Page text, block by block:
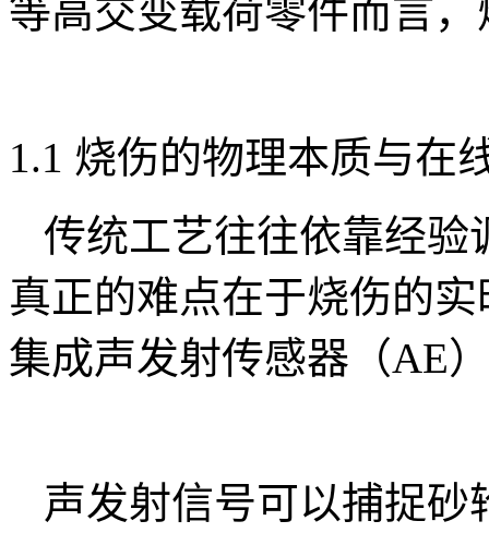
等高交变载荷零件而言
1.1 烧伤的物理本质与在
传统工艺往往依靠经验
真正的难点在于烧伤的
集成声发射传感器（AE
声发射信号可以捕捉